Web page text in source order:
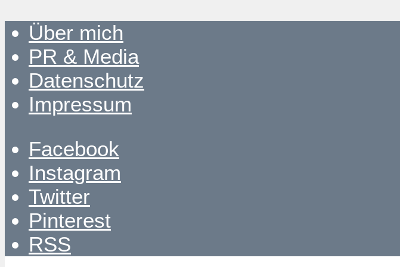
Über mich
PR & Media
Datenschutz
Impressum
Facebook
Instagram
Twitter
Pinterest
RSS